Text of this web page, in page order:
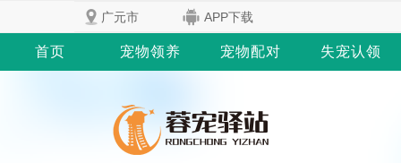
广元市 APP下载
首页 宠物领养 宠物配对 失宠认领